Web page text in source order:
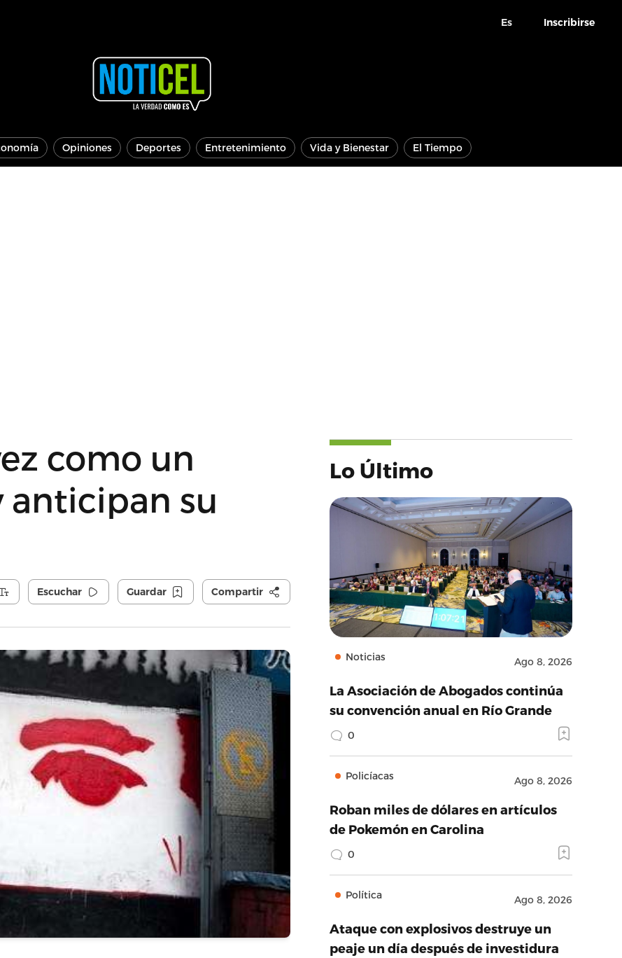
Es Inscribirse
Opiniones Deportes Entretenimiento Vida y Bienestar El Tiempo
como un
anticipan su
Escuchar Guardar Compartir
Lo Último
Noticias Ago 8, 2026
La Asociación de Abogados continúa
su convención anual en Río Grande
0
Policíacas Ago 8, 2026
Roban miles de dólares en artículos
de Pokemón en Carolina
0
Política Ago 8, 2026
Ataque con explosivos destruye un
peaje un día después de investidura